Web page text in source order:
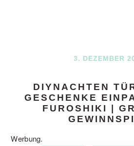
3. DEZEMBER
DIYNACHTEN
GESCHENKE
FUROSHIKI |
Werbung.